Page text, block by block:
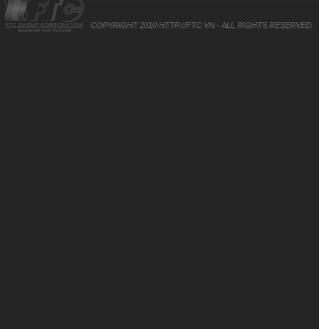
COPYRIGHT 2010 HTTP://FTC.VN - ALL RIGHTS RESERVED